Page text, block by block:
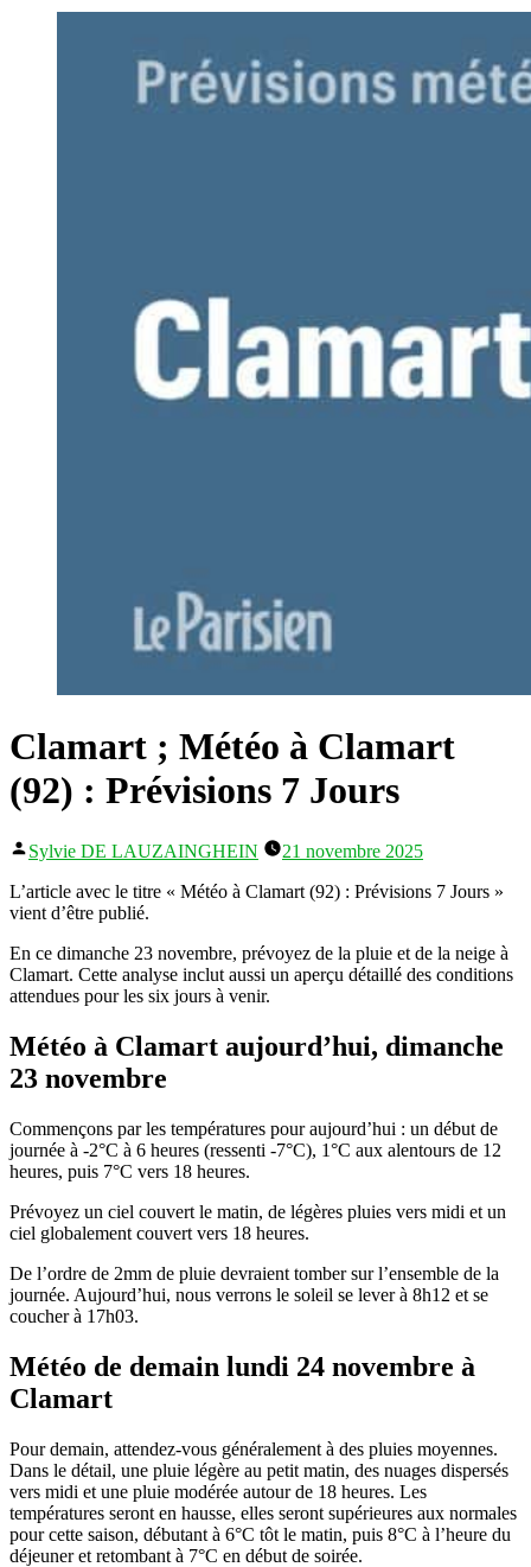
Clamart ; Météo à Clamart
(92) : Prévisions 7 Jours
Publié
Sylvie DE LAUZAINGHEIN
21 novembre 2025
L’article avec le titre « Météo à Clamart (92) : Prévisions 7 Jours »
vient d’être publié.
En ce dimanche 23 novembre, prévoyez de la pluie et de la neige à
Clamart. Cette analyse inclut aussi un aperçu détaillé des conditions
attendues pour les six jours à venir.
Météo à Clamart aujourd’hui, dimanche
23 novembre
Commençons par les températures pour aujourd’hui : un début de
journée à -2°C à 6 heures (ressenti -7°C), 1°C aux alentours de 12
heures, puis 7°C vers 18 heures.
Prévoyez un ciel couvert le matin, de légères pluies vers midi et un
ciel globalement couvert vers 18 heures.
De l’ordre de 2mm de pluie devraient tomber sur l’ensemble de la
journée. Aujourd’hui, nous verrons le soleil se lever à 8h12 et se
coucher à 17h03.
Météo de demain lundi 24 novembre à
Clamart
Pour demain, attendez-vous généralement à des pluies moyennes.
Dans le détail, une pluie légère au petit matin, des nuages dispersés
vers midi et une pluie modérée autour de 18 heures. Les
températures seront en hausse, elles seront supérieures aux normales
pour cette saison, débutant à 6°C tôt le matin, puis 8°C à l’heure du
déjeuner et retombant à 7°C en début de soirée.